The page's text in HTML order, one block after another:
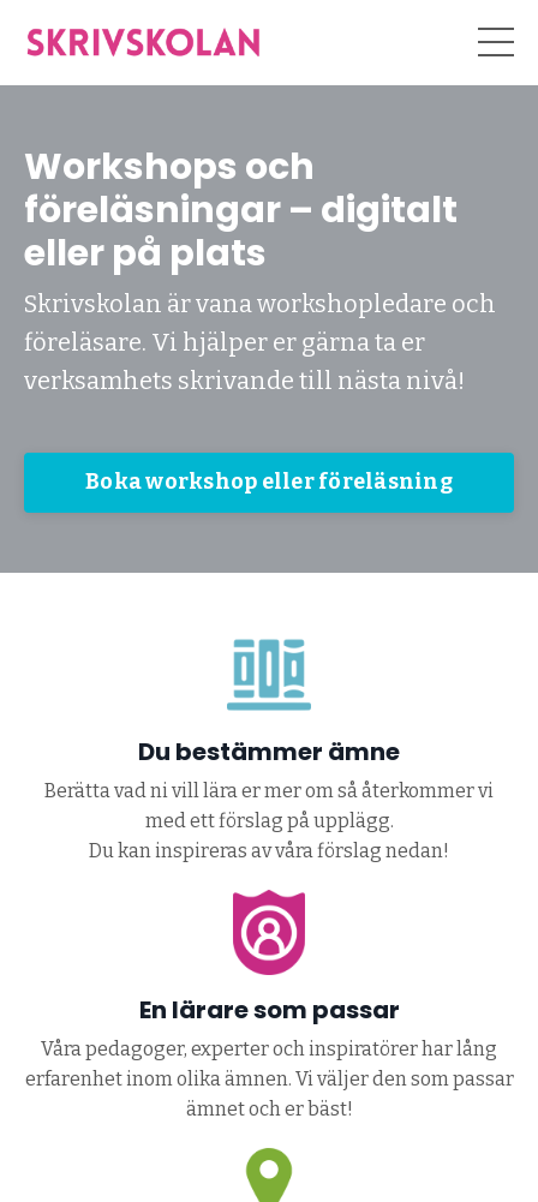
Workshops och
föreläsningar – digitalt
eller på plats
Skrivskolan är vana workshopledare och
föreläsare. Vi hjälper er gärna ta er
verksamhets skrivande till nästa nivå!
Boka workshop eller föreläsning
Du bestämmer ämne
Berätta vad ni vill lära er mer om så återkommer vi
med ett förslag på upplägg.
Du kan inspireras av våra förslag nedan!
En lärare som passar
Våra pedagoger, experter och inspiratörer har lång
erfarenhet inom olika ämnen. Vi väljer den som passar
ämnet och er bäst!